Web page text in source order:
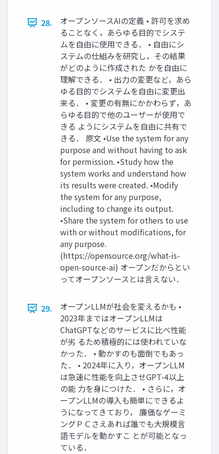
28.
オープンソースAIの定義 • 許可を求め
ることなく，あらゆる目的でシステ
ムを自由に使用できる． • 自由にシ
ステムの仕組みを研究し，その結果
がどのように作成された かを自由に
理解できる． • 出力の変更など，あら
ゆる目的でシステムを自由に変更出
来る． • 変更の有無にかかわらず，あ
らゆる目的で他のユーザーが使用で
きる ようにシステムを自由に共有で
きる． 原文 •Use the system for any
purpose and without having to ask
for permission. •Study how the
system works and understand how
its results were created. •Modify
the system for any purpose,
including to change its output.
•Share the system for others to use
with or without modifications, for
any purpose.
(https://opensource.org/what-is-
open-source-ai) オープンだからとい
ってオープンソースとは言えない．
29.
オープンLLMが社会を変えるかも •
2023年まではオープンLLMは
ChatGPTなどのサービスに比べ性能
が劣 るため積極的には使われていな
かった． • 動かすのも面倒でもあっ
た． • 2024年に入り，オープンLLM
は急速に性能を向上させGPT-4以上
の能 力を身につけた． • さらに，オ
ープンLLMの導入も簡単にできるよ
うになってきており， 廉価なゲーミ
ングＰＣさえあれば誰でも大規模言
語モデルを動かすこ とが可能となっ
ている．